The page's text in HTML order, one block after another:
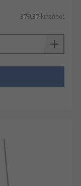
379,37 kr/enhet